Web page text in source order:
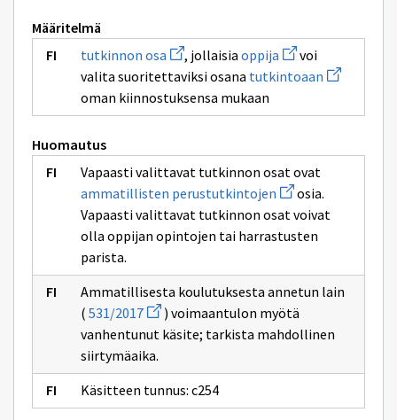
Määritelmä
tutkinnon osa Avaa
uuden
ikkunan
sivulle
tutkinnon
osa
, jollaisia oppija Avaa
uuden
ikkunan
voi
valita suoritettaviksi osana tutkintoaan Avaa
uuden
sivulle
oman kiinnostuksensa mukaan
Huomautus
Vapaasti valittavat tutkinnon osat ovat
ammatillisten perustutkintojen Avaa
uuden
ikkunan
sivulle
ammatillisten
osia.
Vapaasti valittavat tutkinnon osat voivat
olla oppijan opintojen tai harrastusten
parista.
Ammatillisesta koulutuksesta annetun lain
( 531/2017Avaa
uuden
ikkunan
sivulle
531/2017
) voimaantulon myötä
vanhentunut käsite; tarkista mahdollinen
siirtymäaika.
Käsitteen tunnus: c254